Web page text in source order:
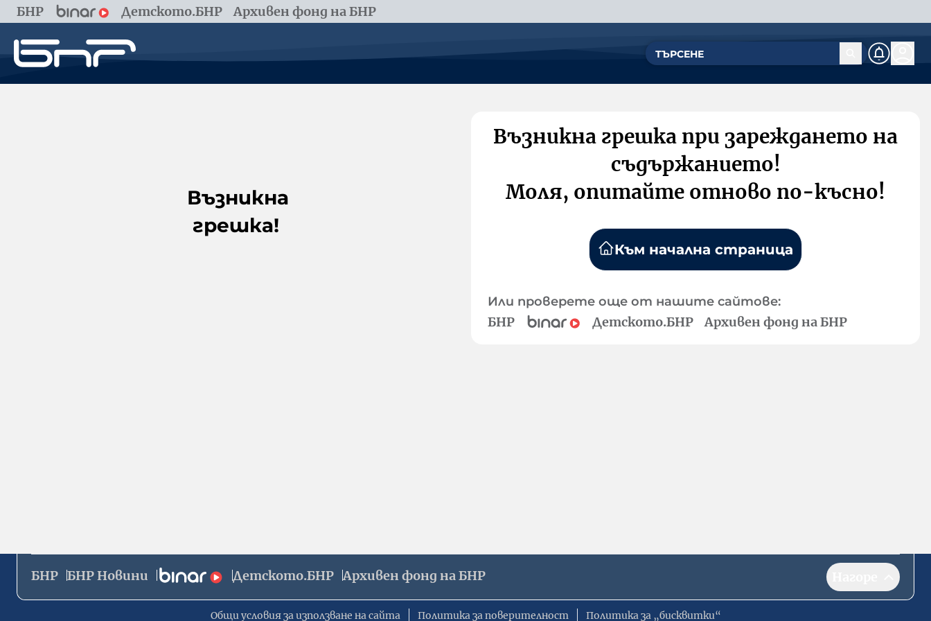
БНР Детското.БНР Архивен фонд на БНР
Възникна
грешка!
Възникна грешка при зареждането на
съдържанието!
Моля, опитайте отново по-късно!
Към начална страница
Или проверете още от нашите сайтове:
БНР Детското.БНР Архивен фонд на БНР
БНР БНР Новини Детското.БНР Архивен фонд на БНР
Общи условия за използване на сайта Политика за поверителност Политика за „бисквитки“